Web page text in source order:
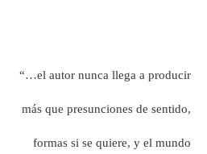
“…el autor nunca llega a producir
más que presunciones de sentido,
formas si se quiere, y el mundo